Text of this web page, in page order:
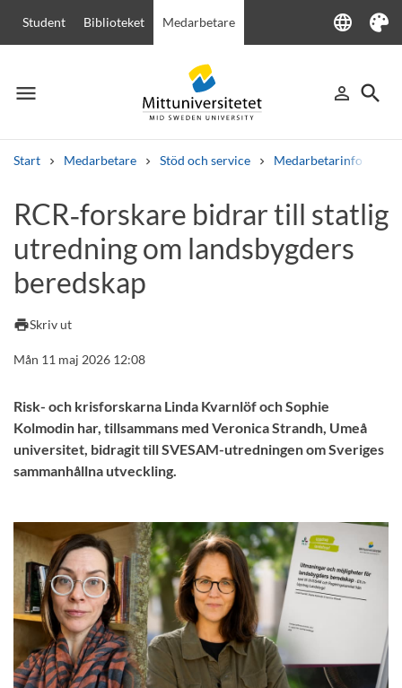
Student Biblioteket Medarbetare language
Language
Tema
menu
Meny person_outline
Logga in
search
Sök
Start Medarbetare Stöd och service Medarbetarinfo
Andra söktjänster
Kurser och programKursplaner Välkomstbrev Personal
Lediga jobb
RCR‑forskare bidrar till statlig
utredning om landsbygders
beredskap
printSkriv ut
Mån 11 maj 2026 12:08
Risk- och krisforskarna Linda Kvarnlöf och Sophie
Kolmodin har, tillsammans med Veronica Strandh, Umeå
universitet, bidragit till SVESAM-utredningen om Sveriges
sammanhållna utveckling.